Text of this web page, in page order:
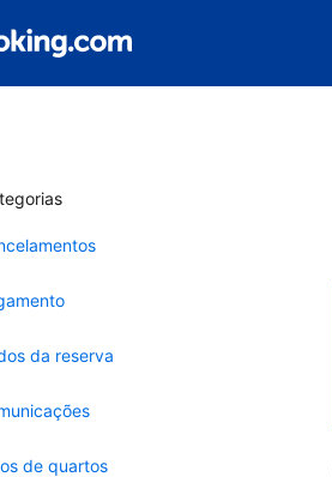
da reserva
de quartos